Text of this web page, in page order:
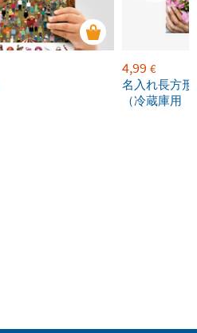
4,99 €
名入れ長方
（冷蔵庫用